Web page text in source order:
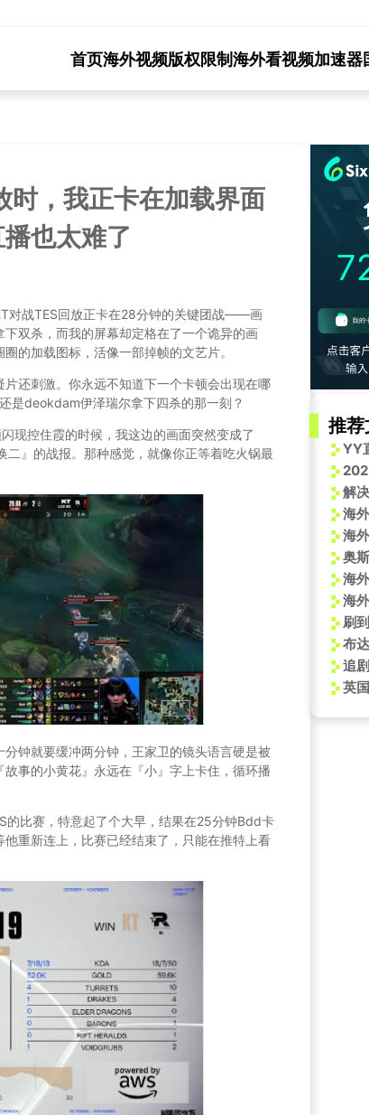
首页海外视频版权限制海外看视频加速器
时，我正卡在加载界面
也太难了
对战TES回放正卡在28分钟的关键团战——画
双杀，而我的屏幕却定格在了一个诡异的画
的加载图标，活像一部掉帧的文艺片。
还刺激。你永远不知道下一个卡顿会出现在哪
deokdam伊泽瑞尔拿下四杀的那一刻？
现控住霞的时候，我这边的画面突然变成了
』的战报。那种感觉，就像你正等着吃火锅最
钟就要缓冲两分钟，王家卫的镜头语言硬是被
事的小黄花』永远在『小』字上卡住，循环播
的比赛，特意起了个大早，结果在25分钟Bdd卡
重新连上，比赛已经结束了，只能在推特上看
推荐
YY
解
英